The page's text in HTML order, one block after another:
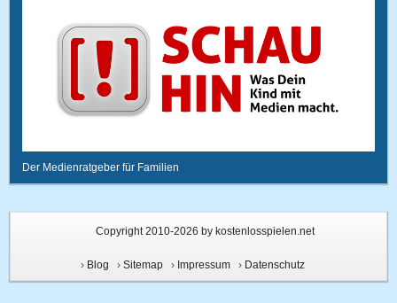
Der Medienratgeber für Familien
Copyright 2010-2026 by kostenlosspielen.net
› Blog › Sitemap› Impressum› Datenschutz